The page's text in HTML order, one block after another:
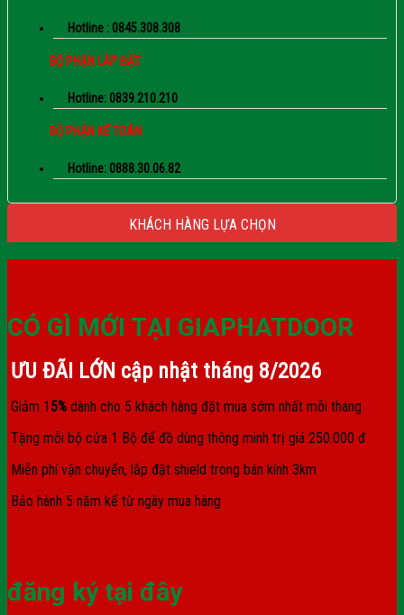
Hotline : 0845.308.308
BỘ PHẬN LẮP ĐẶT
Hotline: 0839.210.210
BỘ PHẬN KẾ TOÁN
Hotline: 0888.30.06.82
KHÁCH HÀNG LỰA CHỌN
CÓ GÌ MỚI TẠI GIAPHATDOOR
ƯU ĐÃI LỚN cập nhật tháng 8/2026
Giảm 1 5% dành cho 5 khách hàng đặt mua sớm nhất mỗi tháng
Tặng mỗi bộ cửa 1 Bộ để đồ dùng thông minh trị giá 250.000 đ
Miễn phí vận chuyển, lắp đặt shield trong bán kính 3km
Bảo hành 5 năm kể từ ngày mua hàng
đăng ký tại đây